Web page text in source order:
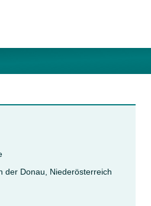
der Donau, Niederösterreich